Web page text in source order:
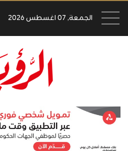
الجمعة, 07 اغسطس 2026